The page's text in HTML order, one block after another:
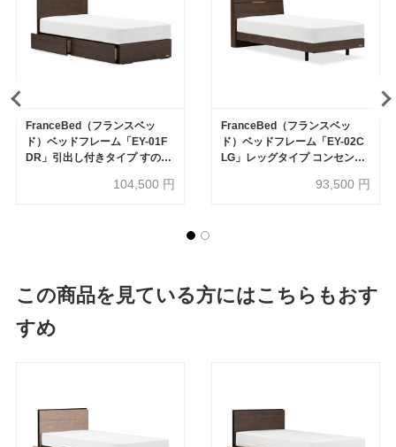
FranceBed（フランスベッ
ド）ベッドフレーム「EY-01F
DR」引出し付きタイプ すのこ
104,500 円
FranceBed（フランスベッ
ド）ベッドフレーム「EY-02C
LG」レッグタイプ コンセン
93,500 円
この商品を見ている方にはこちらもおす
すめ